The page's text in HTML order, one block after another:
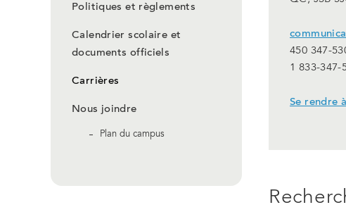
Politiques et règlements
Calendrier scolaire et
documents officiels
Carrières
Nous joindre
Plan du campus
450 347-
1 833-347-
Se rendre